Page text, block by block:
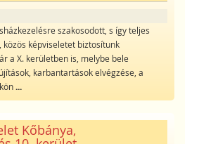
szakosodott, s így teljes
képviseletet biztosítunk
a X. kerületben is, melybe bele
karbantartások elvégzése, a
...
Kőbánya,